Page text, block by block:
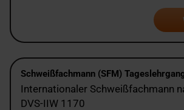
Schweißfachmann (SFM)
Internationaler Schweißfachmann
DVS-IIW 1170